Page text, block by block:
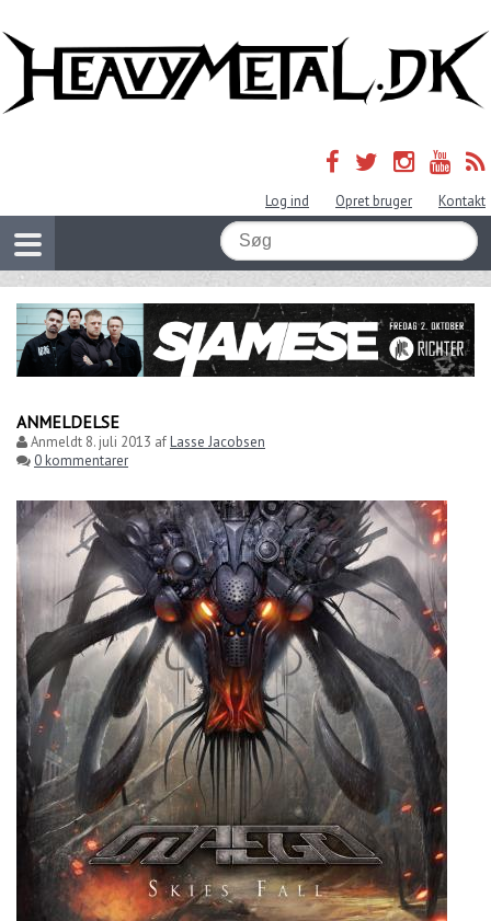
Log ind Opret bruger Kontakt
ANMELDELSE
Anmeldt 8. juli 2013 afLasse Jacobsen
0 kommentarer